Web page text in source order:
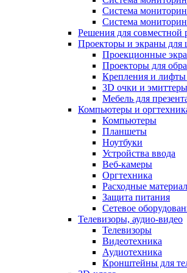
Система
Система
Решения для совместной
Проекторы и экраны для
Проекционные
Проекторы для
Крепления и лифты
3D очки и эмиттеры
Мебель для
Компьютеры и
Компьютеры
Планшеты
Ноутбуки
Устройства ввода
Веб-камеры
Оргтехника
Расходные
Защита питания
Сетевое
Телевизоры, аудио-видео
Телевизоры
Видеотехника
Аудиотехника
Кронштейны для